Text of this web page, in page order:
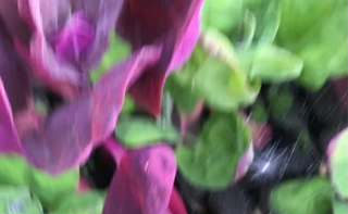
kanske lite citron Nyskördad ramslök...